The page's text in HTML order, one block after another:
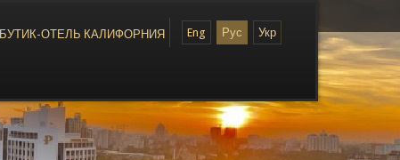
БУТИК-ОТЕЛЬ КАЛИФОРНИЯ Eng Рус Укр